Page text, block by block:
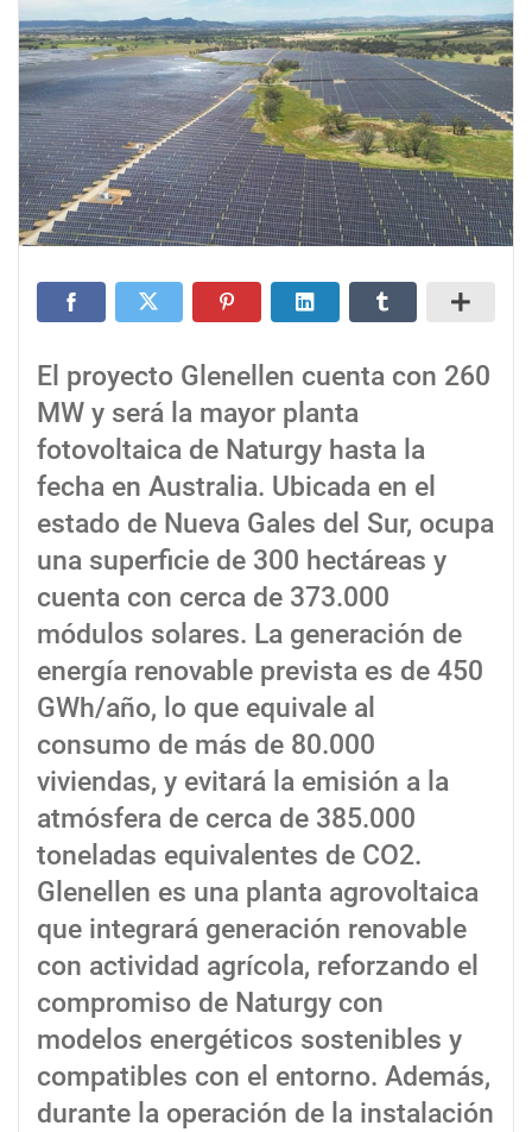
El proyecto Glenellen cuenta con 260
MW y será la mayor planta
fotovoltaica de Naturgy hasta la
fecha en Australia. Ubicada en el
estado de Nueva Gales del Sur, ocupa
una superficie de 300 hectáreas y
cuenta con cerca de 373.000
módulos solares. La generación de
energía renovable prevista es de 450
GWh/año, lo que equivale al
consumo de más de 80.000
viviendas, y evitará la emisión a la
atmósfera de cerca de 385.000
toneladas equivalentes de CO2.
Glenellen es una planta agrovoltaica
que integrará generación renovable
con actividad agrícola, reforzando el
compromiso de Naturgy con
modelos energéticos sostenibles y
compatibles con el entorno. Además,
durante la operación de la instalación